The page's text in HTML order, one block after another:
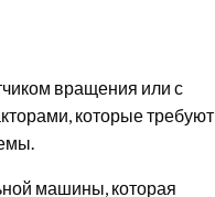
вращения или с
которые требуют
машины, которая